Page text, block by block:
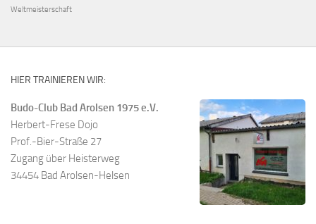
Weltmeisterschaft
HIER TRAINIEREN WIR:
Budo-Club Bad Arolsen 1975 e.V.
Herbert-Frese Dojo
Prof.-Bier-Straße 27
Zugang über Heisterweg
34454 Bad Arolsen-Helsen